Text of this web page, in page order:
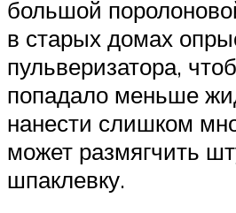
большой
в старых домах
пульверизатора,
попадало меньше
нанести слишком
может размягчить
шпаклевку.